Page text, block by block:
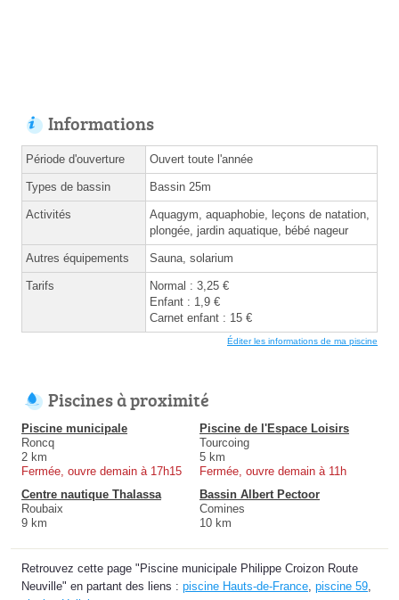
Informations
Période d'ouverture Ouvert toute l'année
Types de bassin Bassin 25m
Activités
Aquagym, aquaphobie, leçons de natation,
plongée, jardin aquatique, bébé nageur
Autres équipements Sauna, solarium
Tarifs
Normal : 3,25 €
Enfant : 1,9 €
Carnet enfant : 15 €
Éditer les informations de ma piscine
Piscines à proximité
Piscine municipale
Roncq
2 km
Fermée, ouvre demain à 17h15
Piscine de l'Espace Loisirs
Tourcoing
5 km
Fermée, ouvre demain à 11h
Centre nautique Thalassa
Roubaix
9 km
Bassin Albert Pectoor
Comines
10 km
Retrouvez cette page "Piscine municipale Philippe Croizon Route
Neuville" en partant des liens : piscine Hauts-de-France piscine 59